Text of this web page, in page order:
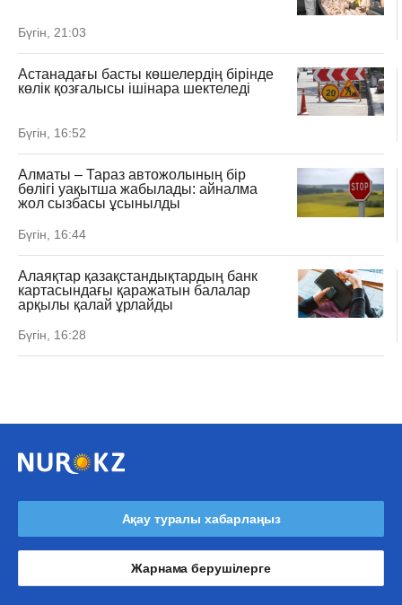
Бүгін, 21:03
Астанадағы басты көшелердің бірінде
көлік қозғалысы ішінара шектеледі
Бүгін, 16:52
Алматы – Тараз автожолының бір
бөлігі уақытша жабылады: айналма
жол сызбасы ұсынылды
Бүгін, 16:44
Алаяқтар қазақстандықтардың банк
картасындағы қаражатын балалар
арқылы қалай ұрлайды
Бүгін, 16:28
Ақау туралы хабарлаңыз
Жарнама берушілерге